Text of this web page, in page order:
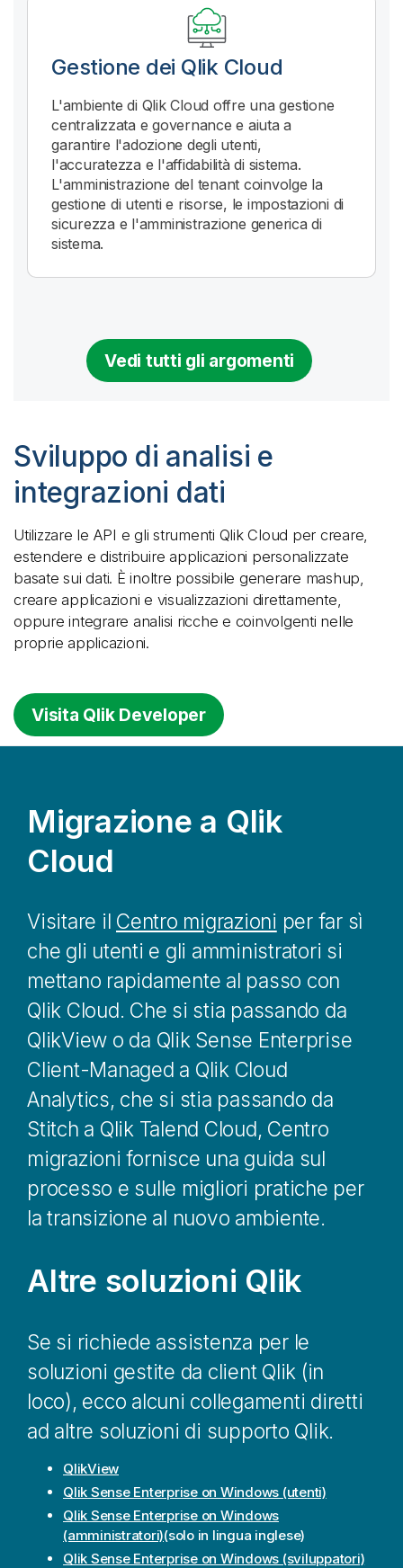
Gestione dei Qlik Cloud
L'ambiente di Qlik Cloud offre una gestione
centralizzata e governance e aiuta a
garantire l'adozione degli utenti,
l'accuratezza e l'affidabilità di sistema.
L'amministrazione del tenant coinvolge la
gestione di utenti e risorse, le impostazioni di
sicurezza e l'amministrazione generica di
sistema.
Vedi tutti gli argomenti
Sviluppo di analisi e
integrazioni dati
Utilizzare le API e gli strumenti Qlik Cloud per creare,
estendere e distribuire applicazioni personalizzate
basate sui dati. È inoltre possibile generare mashup,
creare applicazioni e visualizzazioni direttamente,
oppure integrare analisi ricche e coinvolgenti nelle
proprie applicazioni.
Visita Qlik Developer
Migrazione a Qlik
Cloud
Visitare il Centro migrazioni per far sì
che gli utenti e gli amministratori si
mettano rapidamente al passo con
Qlik Cloud. Che si stia passando da
QlikView o da Qlik Sense Enterprise
Client-Managed a Qlik Cloud
Analytics, che si stia passando da
Stitch a Qlik Talend Cloud, Centro
migrazioni fornisce una guida sul
processo e sulle migliori pratiche per
la transizione al nuovo ambiente.
Altre soluzioni Qlik
Se si richiede assistenza per le
soluzioni gestite da client Qlik (in
loco), ecco alcuni collegamenti diretti
ad altre soluzioni di supporto Qlik.
QlikView
Qlik Sense Enterprise on Windows (utenti)
Qlik Sense Enterprise on Windows
(amministratori)(solo in lingua inglese)
Qlik Sense Enterprise on Windows (sviluppatori)